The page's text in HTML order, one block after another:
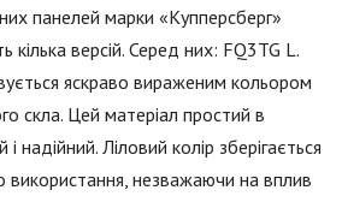
панелей марки «Купперсберг»
кілька версій. Серед них: FQ3TG L.
яскраво вираженим кольором
скла. Цей матеріал простий в
і надійний. Ліловий колір зберігається
використання, незважаючи на вплив